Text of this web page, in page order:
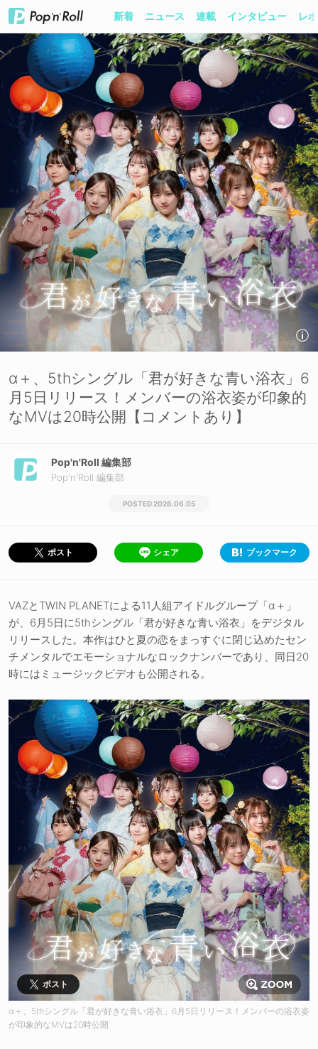
新着 ニュース 連載 インタビュー レ
α＋、5thシングル「君が好きな青い浴衣」6
月5日リリース！メンバーの浴衣姿が印象的
なMVは20時公開【コメントあり】
Pop'n'Roll 編集部
Pop'n'Roll 編集部
2026.06.05
ポスト シェア ブックマーク
VAZとTWIN PLANETによる11人組アイドルグループ「α＋」
が、6月5日に5thシングル「君が好きな青い浴衣」をデジタル
リリースした。本作はひと夏の恋をまっすぐに閉じ込めたセン
チメンタルでエモーショナルなロックナンバーであり、同日20
時にはミュージックビデオも公開される。
ポスト
α＋、5thシングル「君が好きな青い浴衣」6月5日リリース！メンバーの浴衣姿
が印象的なMVは20時公開